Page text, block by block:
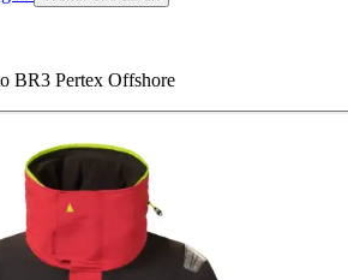
BR3 Pertex Offshore